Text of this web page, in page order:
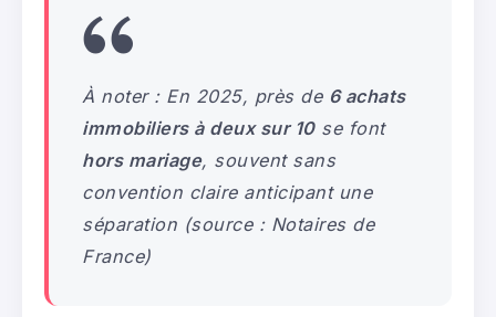
À noter : En 2025, près de 6 achats
immobiliers à deux sur 10se font
hors mariage, souvent sans
convention claire anticipant une
séparation (source : Notaires de
France)